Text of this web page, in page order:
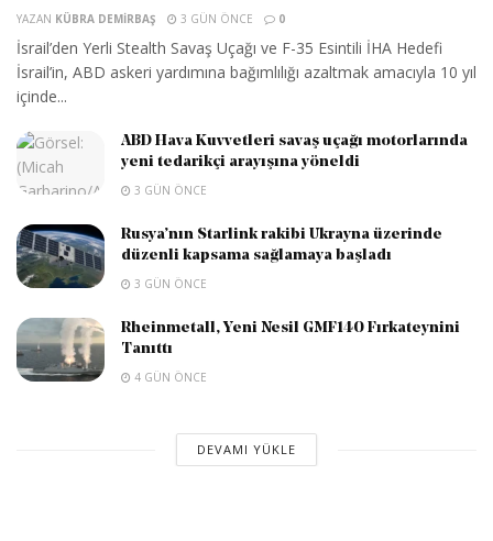
YAZAN KÜBRA DEMIRBAŞ 3 GÜN ÖNCE 0
İsrail’den Yerli Stealth Savaş Uçağı ve F-35 Esintili İHA Hedefi
İsrail’in, ABD askeri yardımına bağımlılığı azaltmak amacıyla 10 yıl
içinde...
ABD Hava Kuvvetleri savaş uçağı motorlarında
yeni tedarikçi arayışına yöneldi
3 GÜN ÖNCE
Rusya’nın Starlink rakibi Ukrayna üzerinde
düzenli kapsama sağlamaya başladı
3 GÜN ÖNCE
Rheinmetall, Yeni Nesil GMF140 Fırkateynini
Tanıttı
4 GÜN ÖNCE
DEVAMI YÜKLE